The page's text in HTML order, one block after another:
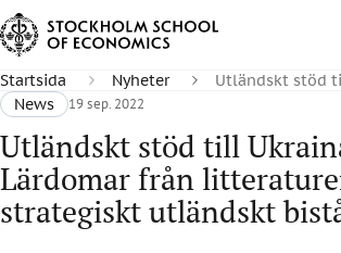
Startsida Nyheter
Utländskt stöd
News
19 sep. 2022
Utländskt stöd till
Lärdomar från
strategiskt utländskt